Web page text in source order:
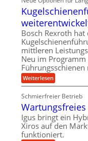
e
b
n
g
e
n
n
z
i
e
H
u
b
b
e
w
e
g
u
n
e
n
A
u
t
o
m
o
i
v
e
u
n
d
M
a
s
c
h
i
g
i
t
a
l
e
r
W
e
r
k
z
e
u
k
r
e
s
Bosch Rexroth hat
mittleren
Neu im
Weiterlesen:
K
g
e
l
s
c
h
Schmierfreier Betrieb
Igus bringt ein
Xiros auf den
funktioniert.